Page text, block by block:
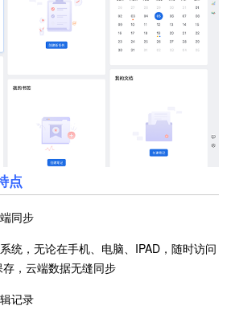
点
同步
，无论在手机、电脑、IPAD，随时访问
，云端数据无缝同步
记录